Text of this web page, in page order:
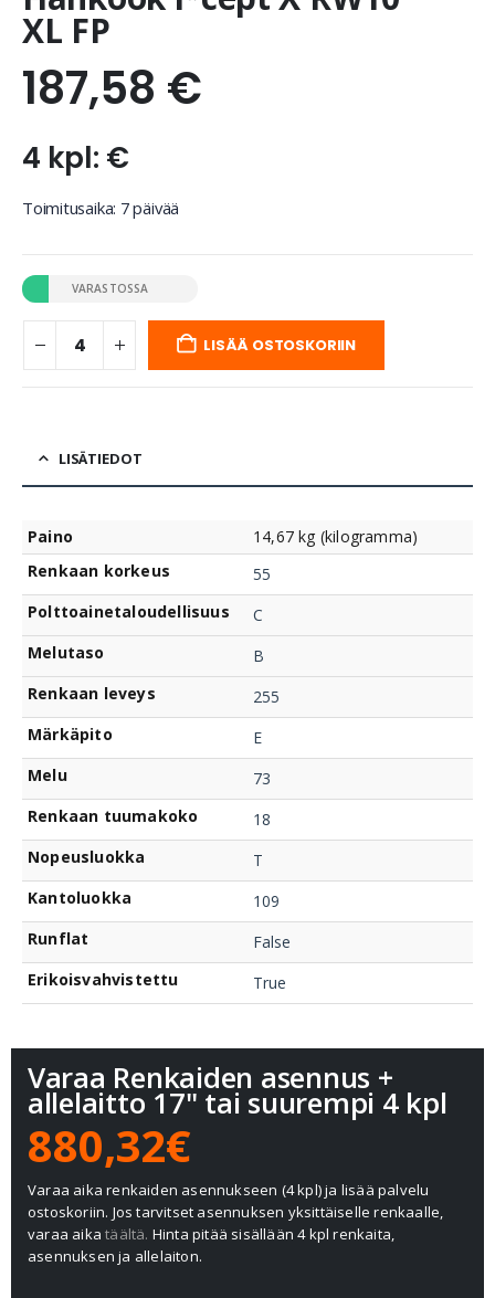
XL FP
187,58 €
4 kpl: €
Toimitusaika: 7 päivää
VARASTOSSA
LISÄÄ OSTOSKORIIN
LISÄTIEDOT
Paino
14,67 kg (kilogramma)
Renkaan korkeus
55
Polttoainetaloudellisuus
C
Melutaso
B
Renkaan leveys
255
Märkäpito
E
Melu
73
Renkaan tuumakoko
18
Nopeusluokka
T
Kantoluokka
109
Runflat
False
Erikoisvahvistettu
True
Varaa Renkaiden asennus +
allelaitto 17" tai suurempi 4 kpl
880,32€
Varaa aika renkaiden asennukseen (4 kpl) ja lisää palvelu
ostoskoriin. Jos tarvitset asennuksen yksittäiselle renkaalle,
varaa aikatäältä. Hinta pitää sisällään 4 kpl renkaita,
asennuksen ja allelaiton.